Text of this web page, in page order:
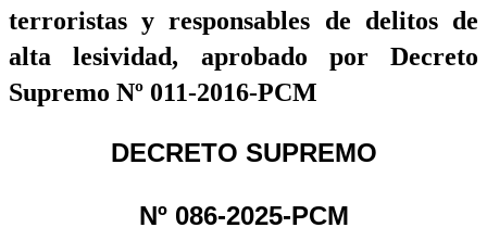
terroristas y responsables de delitos de
alta lesividad, aprobado por Decreto
Supremo Nº 011-2016-PCM
DECRETO SUPREMO
Nº 086-2025-PCM